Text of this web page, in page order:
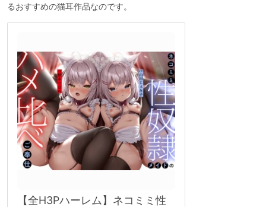
るおすすめの猫耳作品なのです。
【全H3Pハーレム】ネコミミ性